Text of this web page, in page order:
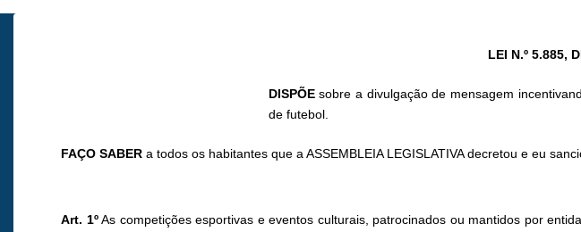
LEI N.º 5.885,
DISPÕEsobre a divulgação de mensagem
de futebol.
FAÇO SABERa todos os habitantes que a ASSEMBLEIA LEGISLATIVA decretou e eu
Art. 1ºAs competições esportivas e eventos culturais, patrocinados ou mantidos por